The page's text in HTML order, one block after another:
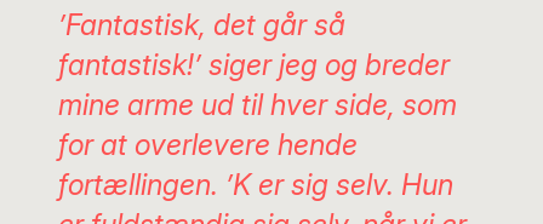
’Fantastisk, det går så
fantastisk!’ siger jeg og breder
mine arme ud til hver side, som
for at overlevere hende
fortællingen. ’K er sig selv. Hun